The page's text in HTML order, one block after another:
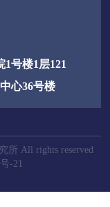
号楼1层121
心36号楼
所 All rights reserved
-21